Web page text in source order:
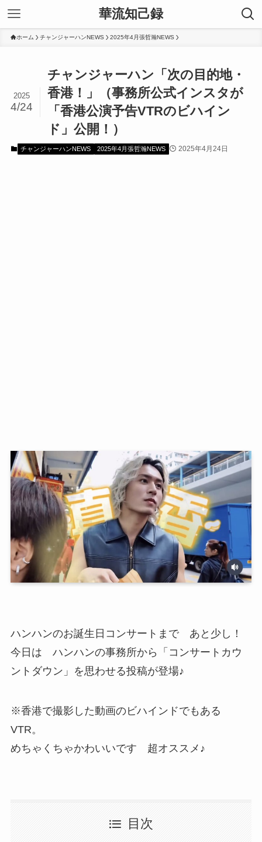
華流知己録
ホーム チャンジャーハンNEWS 2025年4月張哲瀚NEWS
チャンジャーハン「次の目的地・
香港！」（事務所公式インスタが
「香港公演予告VTRのビハイン
ド」公開！）
2025
4/24
チャンジャーハンNEWS 2025年4月張哲瀚NEWS 2025年4月24日
ハンハンのお誕生日コンサートまで あと少し！
今日は ハンハンの事務所から「コンサートカウ
ントダウン」を思わせる投稿が登場♪
※香港で撮影した動画のビハインドでもある
VTR。
めちゃくちゃかわいいです 超オススメ♪
目次